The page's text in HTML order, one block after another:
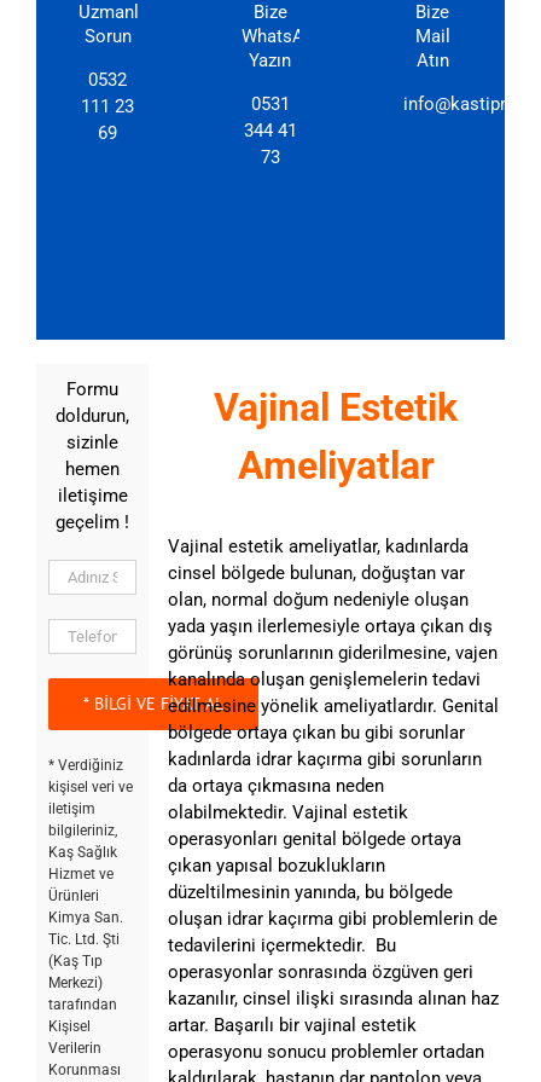
Uzmanlarımıza
Sorun
0532
111 23
69
Bize
WhatsApp'dan
Yazın
0531
344 41
73
Bize
Mail
Atın
Formu
doldurun,
sizinle
hemen
iletişime
geçelim !
* Verdiğiniz
kişisel veri ve
iletişim
bilgileriniz,
Kaş Sağlık
Hizmet ve
Ürünleri
Kimya San.
Tic. Ltd. Şti
(Kaş Tıp
Merkezi)
tarafından
Kişisel
Verilerin
Korunması
Vajinal Estetik
Ameliyatlar
Vajinal estetik ameliyatlar, kadınlarda
cinsel bölgede bulunan, doğuştan var
olan, normal doğum nedeniyle oluşan
yada yaşın ilerlemesiyle ortaya çıkan dış
görünüş sorunlarının giderilmesine, vajen
kanalında oluşan genişlemelerin tedavi
edilmesine yönelik ameliyatlardır. Genital
bölgede ortaya çıkan bu gibi sorunlar
kadınlarda idrar kaçırma gibi sorunların
da ortaya çıkmasına neden
olabilmektedir. Vajinal estetik
operasyonları genital bölgede ortaya
çıkan yapısal bozuklukların
düzeltilmesinin yanında, bu bölgede
oluşan idrar kaçırma gibi problemlerin de
tedavilerini içermektedir. Bu
operasyonlar sonrasında özgüven geri
kazanılır, cinsel ilişki sırasında alınan haz
artar. Başarılı bir vajinal estetik
operasyonu sonucu problemler ortadan